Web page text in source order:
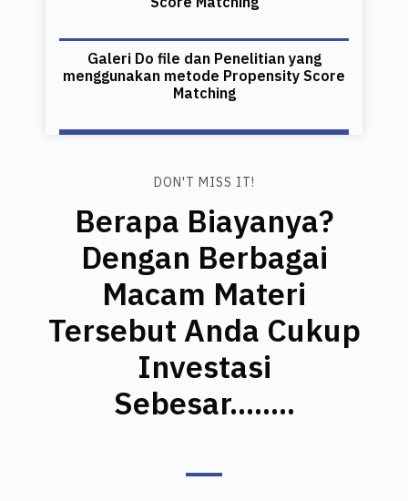
Galeri Do file dan Penelitian yang
menggunakan metode Propensity Score
Matching
DON'T MISS IT!
Berapa Biayanya?
Dengan Berbagai
Macam Materi
Tersebut Anda Cukup
Investasi
Sebesar........